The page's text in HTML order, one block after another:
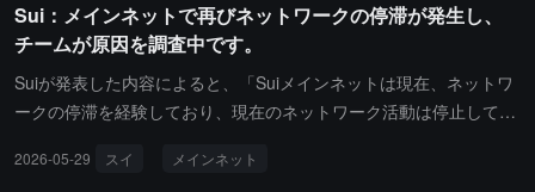
措置であり、ネットワークの運用を迅速に復旧させることを目的と
しているが、この案には既知の低確率のダウンリスクが存在すると
述べました。本日、ネットワークはその既知の問題の変種を引き起
こし、メインネットが再び停止しました。現在、バリデーターは長
された既知の問題が完全に解決されたと述べ、ネットワークは正常
Sui：メインネットで再びネットワークの停滞が発生し、
チームが原因を調査中です。
Suiが発表した内容によると、「Suiメインネットは現在、ネットワ
ークの停滞を経験しており、現在のネットワーク活動は停止してい
ています。更新とイベントのレビューは、利用可能になり次第、で
2026-05-29 スイ メインネット